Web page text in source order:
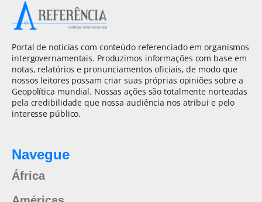
Portal de notícias com conteúdo referenciado em organismos
intergovernamentais. Produzimos informações com base em
notas, relatórios e pronunciamentos oficiais, de modo que
nossos leitores possam criar suas próprias opiniões sobre a
Geopolítica mundial. Nossas ações são totalmente norteadas
pela credibilidade que nossa audiência nos atribui e pelo
interesse público.
Navegue
África